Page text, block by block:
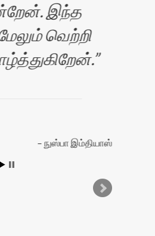
இந்த
வெற்றி
நுஸ்பா இம்தியாஸ்